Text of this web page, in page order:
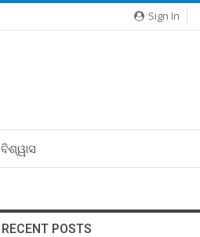
Sign In
ବିଶ୍ୱାସ
RECENT POSTS